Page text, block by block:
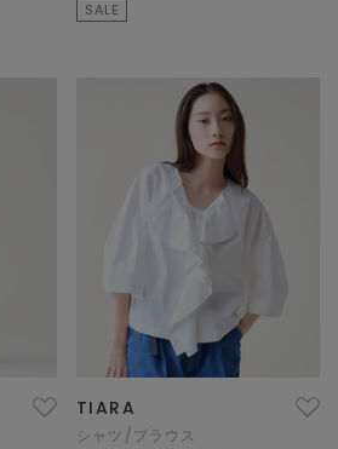
SALE
TIARA
シャツ/ブラウス